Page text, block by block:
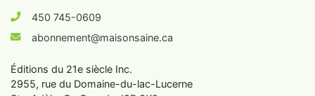
450 745-0609
abonnement@maisonsaine.ca
Éditions du 21e siècle Inc.
2955, rue du Domaine-du-lac-Lucerne